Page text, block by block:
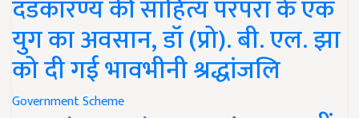
दंडकारण्य की साहित्य परंपरा के एक
युग का अवसान, डॉ (प्रो). बी. एल. झा
को दी गई भावभीनी श्रद्धांजलि
Government Scheme